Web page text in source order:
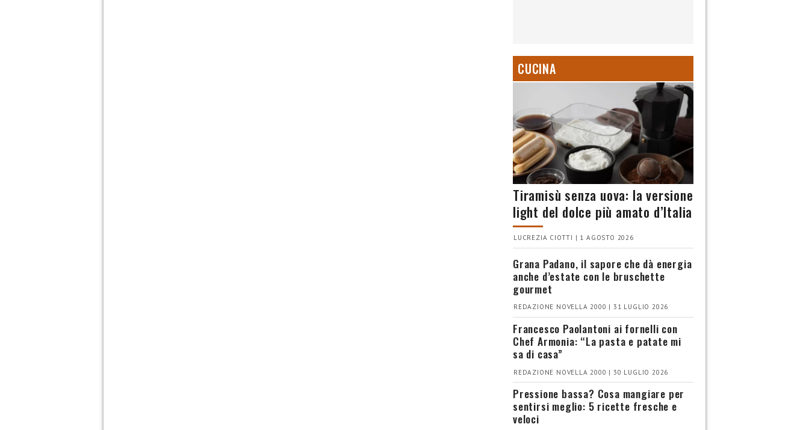
CUCINA
Tiramisù senza uova: la versione
light del dolce più amato d’Italia
LUCREZIA CIOTTI | 1 AGOSTO 2026
Grana Padano, il sapore che dà energia
anche d’estate con le bruschette
gourmet
REDAZIONE NOVELLA 2000 | 31 LUGLIO 2026
Francesco Paolantoni ai fornelli con
Chef Armonia: “La pasta e patate mi
sa di casa”
REDAZIONE NOVELLA 2000 | 30 LUGLIO 2026
Pressione bassa? Cosa mangiare per
sentirsi meglio: 5 ricette fresche e
veloci